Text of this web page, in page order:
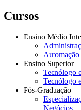
Cursos
Ensino Médio
Ensino Superior
Tecnólogo
Tecnólogo
Pós-Graduação
Negócios